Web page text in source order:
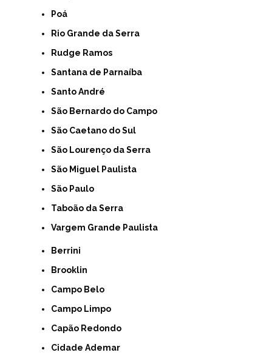
Poá
Rio Grande da Serra
Rudge Ramos
Santana de Parnaíba
Santo André
São Bernardo do Campo
São Caetano do Sul
São Lourenço da Serra
São Miguel Paulista
São Paulo
Taboão da Serra
Vargem Grande Paulista
Berrini
Brooklin
Campo Belo
Campo Limpo
Capão Redondo
Cidade Ademar